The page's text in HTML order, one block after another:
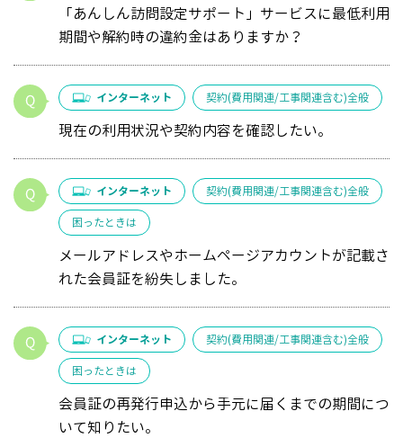
「あんしん訪問設定サポート」サービスに最低利用
期間や解約時の違約金はありますか？
インターネット 契約(費用関連/工事関連含む)全般
現在の利用状況や契約内容を確認したい。
インターネット 契約(費用関連/工事関連含む)全般
困ったときは
メールアドレスやホームページアカウントが記載さ
れた会員証を紛失しました。
インターネット 契約(費用関連/工事関連含む)全般
困ったときは
会員証の再発行申込から手元に届くまでの期間につ
いて知りたい。